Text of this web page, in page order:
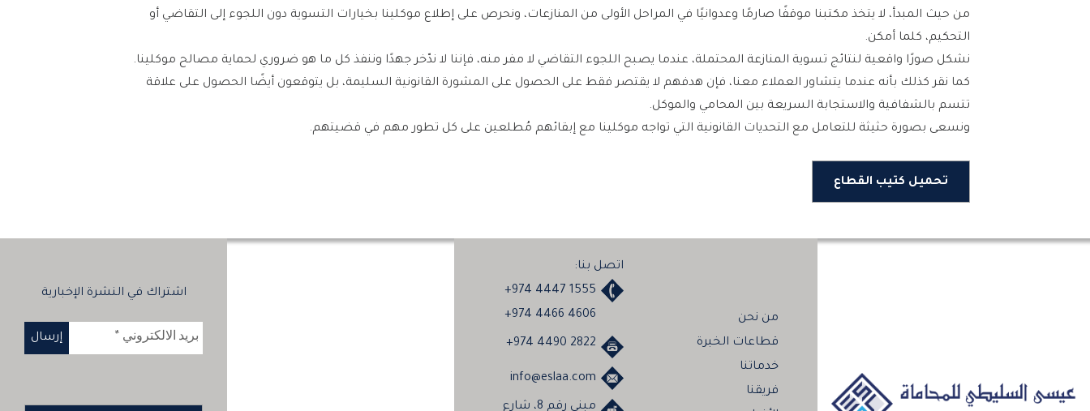
من حيث المبدأ، لا يتخذ مكتبنا موقفًا صارمًا وعدوانيًا في المراحل الأولى من المنازعات، ونحرص على إطلاع موكلينا بخيارات التسوية دون اللجوء إلى التقاضي أو
التحكيم، كلما أمكن.
نشكل صورًا واقعية لنتائج تسوية المنازعة المحتملة، عندما يصبح اللجوء التقاضي لا مفر منه، فإننا لا ندّخر جهدًا وننفذ كل ما هو ضروري لحماية مصالح موكلينا.
كما نقر كذلك بأنه عندما يتشاور العملاء معنا، فإن هدفهم لا يقتصر فقط على الحصول على المشورة القانونية السليمة، بل يتوقعون أيضًا الحصول على علاقة
تتسم بالشفافية والاستجابة السريعة بين المحامي والموكل.
ونسعى بصورة حثيثة للتعامل مع التحديات القانونية التي تواجه موكلينا مع إبقائهم مُطلعين على كل تطور مهم في قضيتهم.
تحميل كتيب القطاع
من نحن
قطاعات الخبرة
خدماتنا
فريقنا
اتصل بنا:
+974 4447 1555
+974 4466 4606
+974 4490 2822
info@eslaa.com
مبني رقم 8، شارع
اشتراك في النشرة الإخبارية